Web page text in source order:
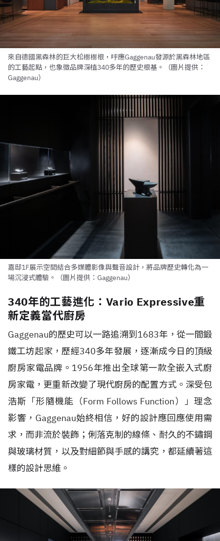
來自德國黑森林的巨大松樹樹根，呼應Gaggenau發源於黑森林地區
的工藝起點，也象徵品牌深植340多年的歷史根基。（圖片提供：
Gaggenau）
嘉邸1F展示空間結合多媒體影像與聲音設計，將品牌歷史轉化為一
場沉浸式體驗。（圖片提供：Gaggenau）
340年的工藝進化：Vario Expressive重
新定義當代廚房
Gaggenau的歷史可以一路追溯到1683年，從一間鍛
鐵工坊起家，歷經340多年發展，逐漸成今日的頂級
廚房家電品牌。1956年推出全球第一款全嵌入式廚
房家電，更重新改變了現代廚房的配置方式。深受包
浩斯「形隨機能（Form Follows Function）」理念
影響，Gaggenau始終相信，好的設計應回應使用需
求，而非流於裝飾；俐落克制的線條、耐久的不鏽鋼
與玻璃材質，以及對細節與手感的講究，都延續著這
樣的設計思維。